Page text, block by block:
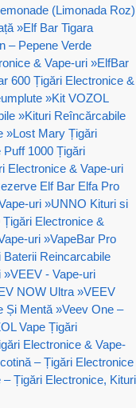
(Limonada Roz)
»Elf Bar Tigara
– Pepene Verde
& Vape-uri »ElfBar
600 Țigări Electronice &
»Kit VOZOL
»Kituri Reîncărcabile
»Lost Mary Țigări
Puff 1000 Țigări
Electronice & Vape-uri
Elf Bar Elfa Pro
uri »UNNO Kituri si
Electronice &
uri »VapeBar Pro
Reincarcabile
»VEEV - Vape-uri
NOW Ultra »VEEV
Și Mentă »Veev One –
Vape Țigări
Electronice & Vape-
– Țigări Electronice
– Țigări Electronice, Kituri